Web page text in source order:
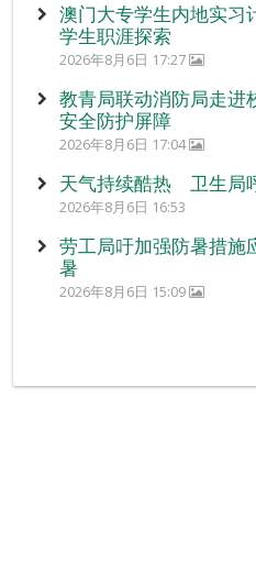
澳门大专学生内地实习
学生职涯探索
2026年8月6日 17:27
教青局联动消防局走
安全防护屏障
2026年8月6日 17:04
天气持续酷热 卫生局
2026年8月6日 16:53
劳工局吁加强防暑措施
暑
2026年8月6日 15:09